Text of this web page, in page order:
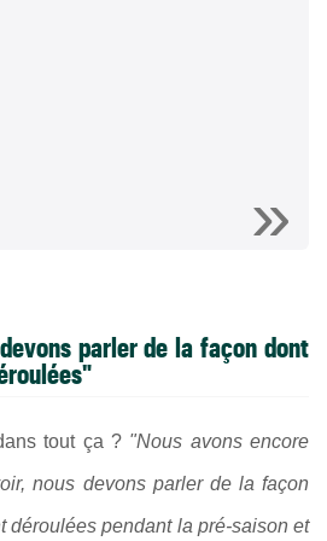
parler de la façon dont
tout ça ? "Nous avons encore
nous devons parler de la façon
déroulées pendant la pré-saison et